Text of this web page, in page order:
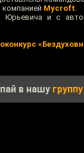
Mycroft.
Юрьевича и с
в нашу